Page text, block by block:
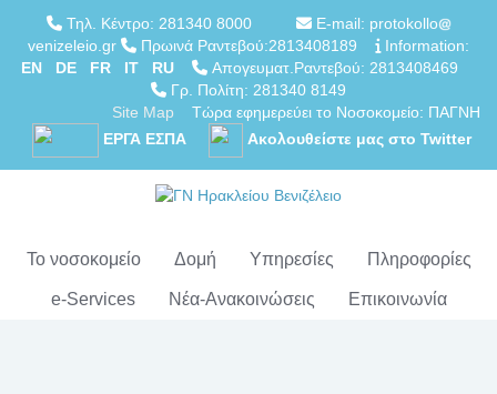
Τηλ. Κέντρο: 281340 8000
E-mail: protokollo
venizeleio.gr
Πρωινά Ραντεβού:2813408189
Information:
EN
DE FR IT RU
Απογευματ.Ραντεβού: 2813408469
Γρ. Πολίτη: 281340 8149
Site Map Τώρα εφημερεύει το Νοσοκομείο: ΠΑΓΝΗ
ΕΡΓΑ ΕΣΠΑ
Ακολουθείστε μας στο Twitter
Το νοσοκομείο Δομή Υπηρεσίες Πληροφορίες
e-Services Νέα-Ανακοινώσεις Επικοινωνία